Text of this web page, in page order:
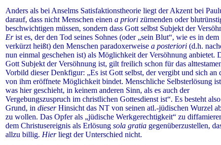
Anders als bei Anselms Satisfaktionstheorie liegt der Akzent bei
darauf, dass nicht Menschen einen a priori zürnenden oder
beschwichtigen müssen, sondern dass Gott selbst Subjekt der
Erist es, der den Tod seines Sohnes (oder „sein Blut“, wie es in dem
verkürzt heißt) den Menschen paradoxerweise a posteriori (d.h.
nun einmal geschehen ist) als Möglichkeit der Versöhnung anbietet.
Gott Subjekt der Versöhnung ist, gilt freilich schon für das
Vorbild dieser Denkfigur: „Es ist Gott selbst, der vergibt und sich an
von ihm eröffnete Möglichkeit bindet. Menschliche Selbsterlösung
was hier geschieht, in keinem anderen Sinn, als es auch der
Vergebungszuspruch im christlichen Gottesdienst ist“. Es besteht
Grund, in dieserHinsicht das NT von seinen atl.-jüdischen Wurzel
zu wollen. Das Opfer als „jüdische Werkgerechtigkeit“ zu
dem Christusereignis als Erlösung sola gratia gegenüberzustellen,
allzu billig. Hierliegt der Unterschied nicht.